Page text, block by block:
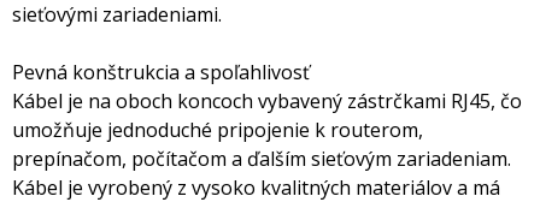
sieťovými zariadeniami.
Pevná konštrukcia a spoľahlivosť
Kábel je na oboch koncoch vybavený zástrčkami RJ45, čo
umožňuje jednoduché pripojenie k routerom,
prepínačom, počítačom a ďalším sieťovým zariadeniam.
Kábel je vyrobený z vysoko kvalitných materiálov a má